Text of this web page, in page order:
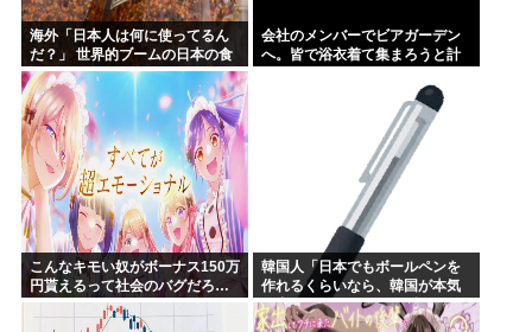
海外「日本人は何に使ってるん
だ？」 世界的ブームの日本の食
品、買ってみたものの使い道が
分からない外国人が続出
会社のメンバーでビアガーデン
へ。皆で浴衣着て集まろうと計
こんなキモい奴がボーナス150万
円貰えるって社会のバグだろ…
韓国人「日本でもボールペンを
作れるくらいなら、韓国が本気
を出せばすぐ作れるはずです」